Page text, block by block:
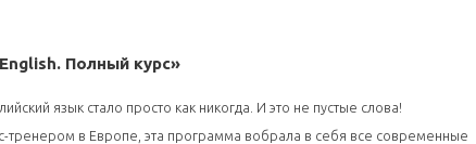
Полный курс»
язык стало просто как никогда. И это не пустые слова!
тренером в Европе, эта программа вобрала в себя все современные